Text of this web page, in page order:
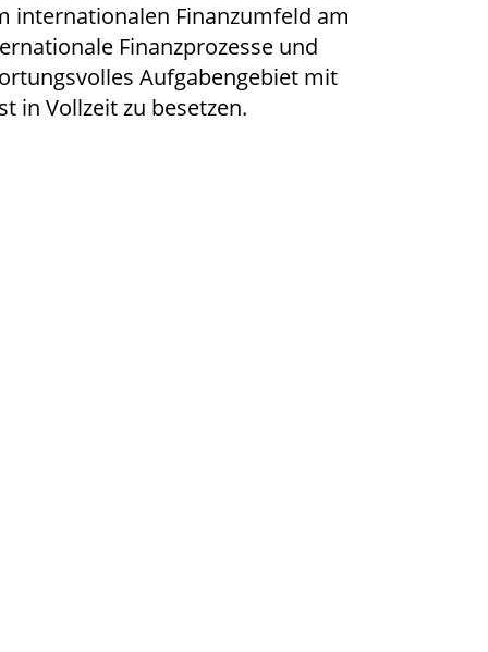
internationalen Finanzumfeld am
Finanzprozesse und
Aufgabengebiet mit
in Vollzeit zu besetzen.